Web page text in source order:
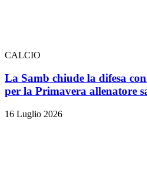
CALCIO
La Samb chiude la difesa
per la Primavera allenatore
16 Luglio 2026